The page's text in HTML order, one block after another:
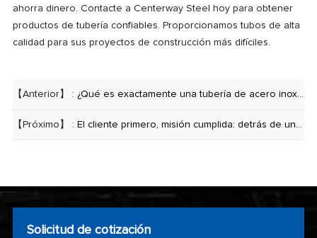
ahorra dinero. Contacte a Centerway Steel hoy para obtener
productos de tubería confiables. Proporcionamos tubos de alta
calidad para sus proyectos de construcción más difíciles.
【Anterior】 : ¿Qué es exactamente una tubería de acero inoxidable cédula 40?
【Próximo】 : El cliente primero, misión cumplida: detrás de un proyecto de tubería submarina de 8.000 metros
Solicitud de cotización